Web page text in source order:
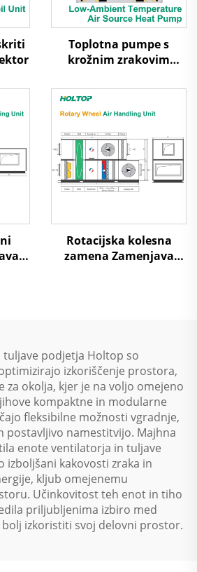
Toplotna pumpe s
krožnim zrakovim
temperature
Rotacijska kolesna
zamena Zamenjava
podjetja Holtop so
izkoriščenje prostora,
za okolja, kjer je na voljo omejeno
kompaktne in modularne
fleksibilne možnosti vgradnje,
postavljivo namestitvijo. Majhna
enote ventilatorja in tuljave
izboljšani kakovosti zraka in
kljub omejenemu
Učinkovitost teh enot in tiho
priljubljenima izbiro med
izkoristiti svoj delovni prostor.